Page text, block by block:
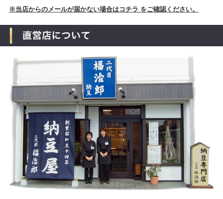
※当店からのメールが届かない場合はコチラ をご確認ください。